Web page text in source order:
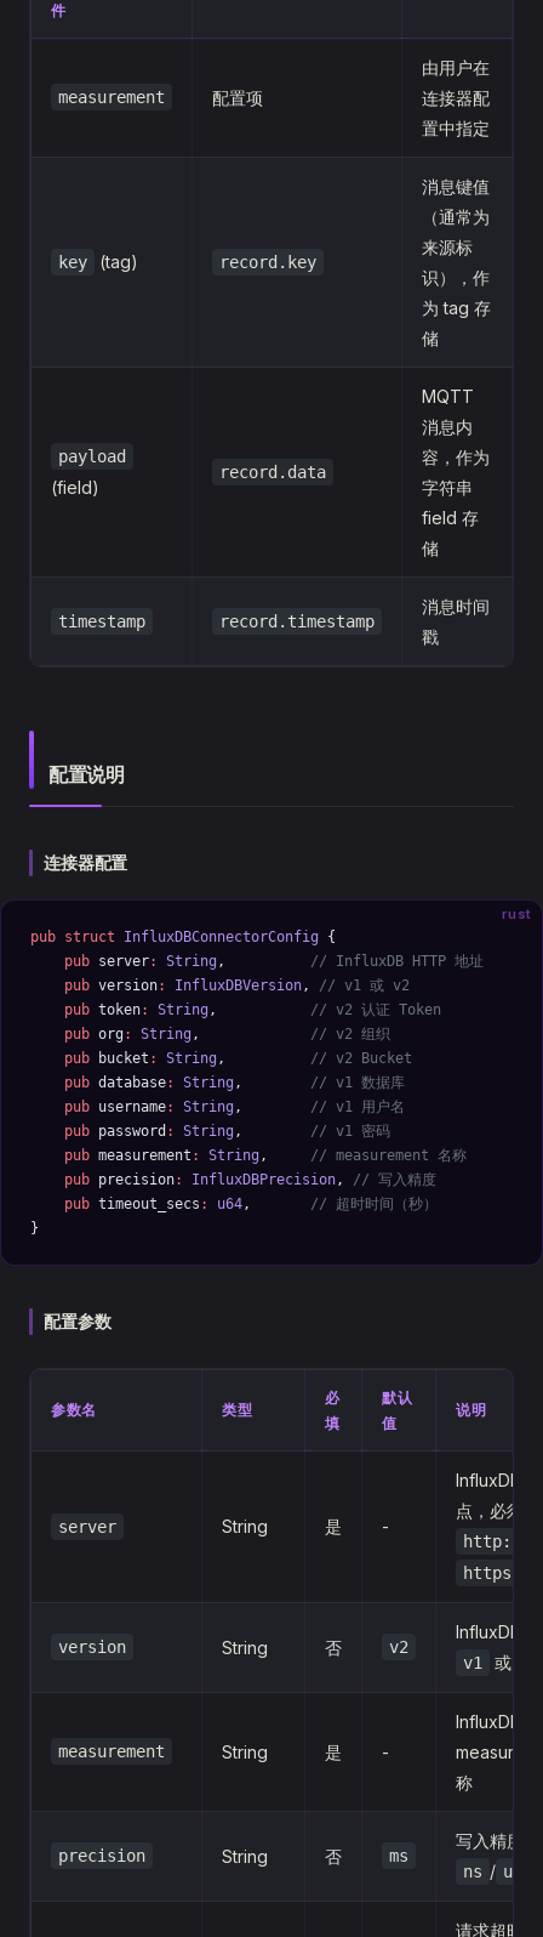
件
measurement 配置项
由用户在
连接器配
置中指定
key (tag) record.key
消息键值
（通常为
来源标
识），作
为 tag 存
储
payload
(field)
record.data
MQTT
消息内
容，作为
字符串
field 存
储
timestamp record.timestamp
消息时间
戳
配置说明
连接器配置
rust
pub struct InfluxDBConnectorConfig {
    pub
server: String, // InfluxDB HTTP 地址
    pub
version: InfluxDBVersion, // v1 或 v2
    pub
token: String, // v2 认证 Token
    pub
org: String, // v2 组织
    pub
bucket : String, // v2 Bucket
    pub
database: String, // v1 数据库
    pub
username: String, // v1 用户名
    pub
password : String, // v1 密码
    pub
measurement : String, // measurement 名称
    pub
precision: InfluxDBPrecision, // 写入精度
    pub
timeout_secs : u64, // 超时时间（秒）
}
配置参数
参数名 类型
必
填
默认
值
说明
server String 是 -
InfluxDB
点，必须以
http://
https://
version String 否 v2
InfluxDB
v1 或
measurement String 是 -
InfluxDB
称
precision String 否 ms
写入精度：
ns / us
请求超时